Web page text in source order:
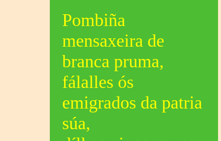
Pombiña
mensaxeira de
branca pruma,
fálalles ós
emigrados da patria
súa,